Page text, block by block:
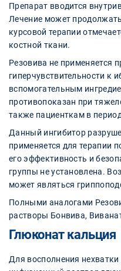
Препарат вводится
Лечение может
курсовой терапии
костной ткани.
Резовива не применяется
гиперчувствительности к
вспомогательным
противопоказан при
также пациенткам в
Данный ингибитор
применяется для терапии
его эффективность и
группы не установлена.
может являться
Полными аналогами
растворы Бонвива,
Глюконат кальция
Для восполнения